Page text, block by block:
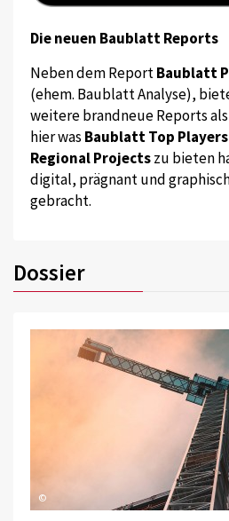
Die neuen Baublatt Reports
Neben dem ReportBaublatt
(ehem. Baublatt Analyse),
weitere brandneue Reports
hier was Baublatt Top Players
Regional Projectszu bieten
digital, prägnant und
gebracht.
Dossier
©